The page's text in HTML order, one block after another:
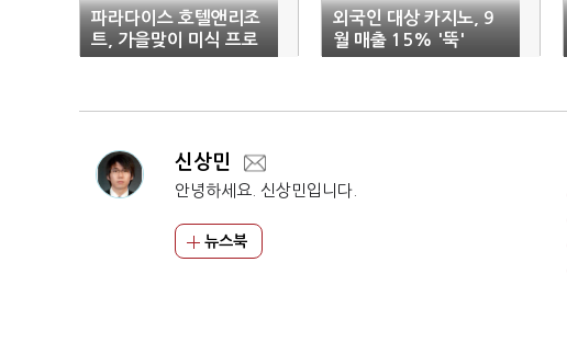
파라다이스 호텔앤리조
트, 가을맞이 미식 프로
모션
외국인 대상 카지노, 9
월 매출 15% '뚝'
신상민
안녕하세요. 신상민입니다.
뉴스북